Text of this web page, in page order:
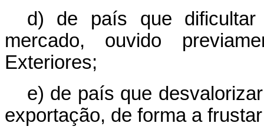
d) de país que dificultar
mercado, ouvido
Exteriores;
e) de país que
exportação, de forma a